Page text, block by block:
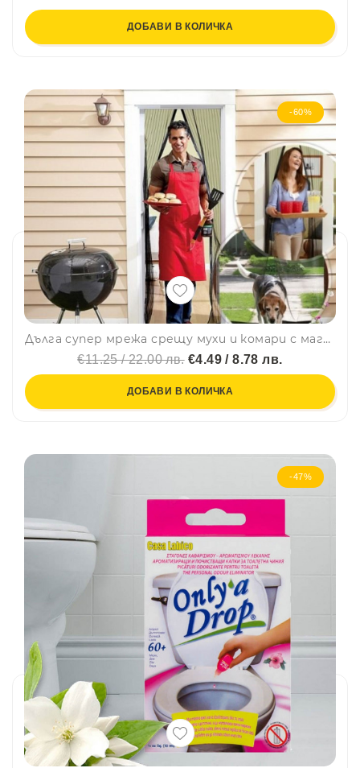
ДОБАВИ В КОЛИЧКА
-60%
Дълга супер мрежа срещу мухи и комари с магнитно закопчаване - 1.90 м MAGIC MECH BLACK
€11.25 / 22.00 лв.€4.49 / 8.78 лв.
ДОБАВИ В КОЛИЧКА
-47%